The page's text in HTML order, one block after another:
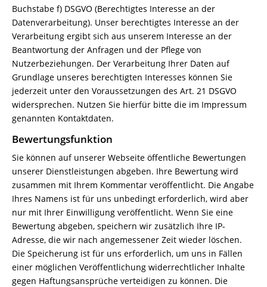
Buchstabe f) DSGVO (Berechtigtes Interesse an der
Datenverarbeitung). Unser berechtigtes Interesse an der
Verarbeitung ergibt sich aus unserem Interesse an der
Beantwortung der Anfragen und der Pflege von
Nutzerbeziehungen. Der Verarbeitung Ihrer Daten auf
Grundlage unseres berechtigten Interesses können Sie
jederzeit unter den Voraussetzungen des Art. 21 DSGVO
widersprechen. Nutzen Sie hierfür bitte die im Impressum
genannten Kontaktdaten.
Bewertungsfunktion
Sie können auf unserer Webseite öffentliche Bewertungen
unserer Dienstleistungen abgeben. Ihre Bewertung wird
zusammen mit Ihrem Kommentar veröffentlicht. Die Angabe
Ihres Namens ist für uns unbedingt erforderlich, wird aber
nur mit Ihrer Einwilligung veröffentlicht. Wenn Sie eine
Bewertung abgeben, speichern wir zusätzlich Ihre IP-
Adresse, die wir nach angemessener Zeit wieder löschen.
Die Speicherung ist für uns erforderlich, um uns in Fällen
einer möglichen Veröffentlichung widerrechtlicher Inhalte
gegen Haftungsansprüche verteidigen zu können. Die